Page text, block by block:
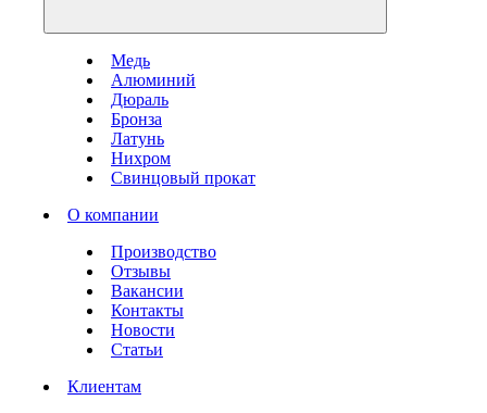
Медь
Алюминий
Дюраль
Бронза
Латунь
Нихром
Свинцовый прокат
О компании
Производство
Отзывы
Вакансии
Контакты
Новости
Статьи
Клиентам